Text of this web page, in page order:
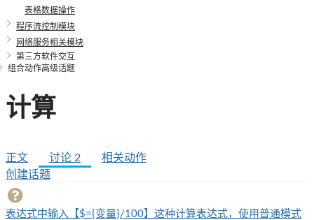
表格数据操作
程序流控制模块
网络服务相关模块
第三方软件交互
组合动作高级话题
计算
正文 讨论 2
相关动作
创建话题
表达式中输入【$={变量}/100】这种计算表达式，使用普通模式